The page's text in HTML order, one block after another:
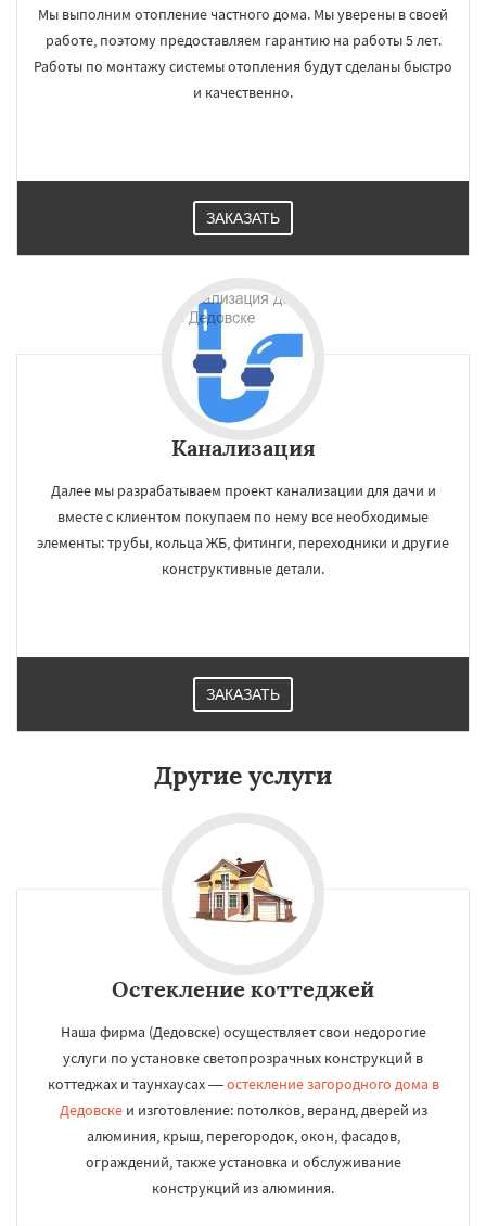
Мы выполним отопление частного дома. Мы уверены в своей
работе, поэтому предоставляем гарантию на работы 5 лет.
Работы по монтажу системы отопления будут сделаны быстро
и качественно.
ЗАКАЗАТЬ
Канализация
Далее мы разрабатываем проект канализации для дачи и
вместе с клиентом покупаем по нему все необходимые
элементы: трубы, кольца ЖБ, фитинги, переходники и другие
конструктивные детали.
ЗАКАЗАТЬ
Другие услуги
Остекление коттеджей
Наша фирма (Дедовске) осуществляет свои недорогие
услуги по установке светопрозрачных конструкций в
коттеджах и таунхаусах —остекление загородного дома в
Дедовскеи изготовление: потолков, веранд, дверей из
алюминия, крыш, перегородок, окон, фасадов,
ограждений, также установка и обслуживание
конструкций из алюминия.